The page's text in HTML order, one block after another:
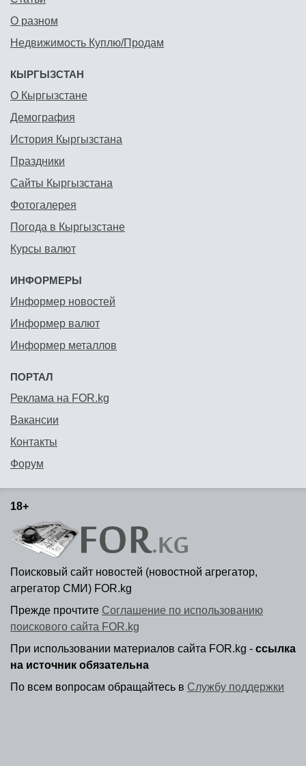
О разном
Недвижимость Куплю/Продам
КЫРГЫЗСТАН
О Кыргызстане
Демография
История Кыргызстана
Праздники
Сайты Кыргызстана
Фотогалерея
Погода в Кыргызстане
Курсы валют
ИНФОРМЕРЫ
Информер новостей
Информер валют
Информер металлов
ПОРТАЛ
Реклама на FOR.kg
Вакансии
Контакты
Форум
18+
Поисковый сайт новостей (новостной агрегатор,
агрегатор СМИ) FOR.kg
Прежде прочтите Соглашение по использованию
поискового сайта FOR.kg
При использовании материалов сайта FOR.kg - ссылка
на источник обязательна
По всем вопросам обращайтесь в Службу поддержки